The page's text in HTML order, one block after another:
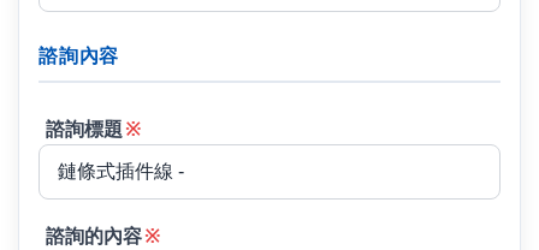
諮詢內容
諮詢標題※
諮詢的內容※